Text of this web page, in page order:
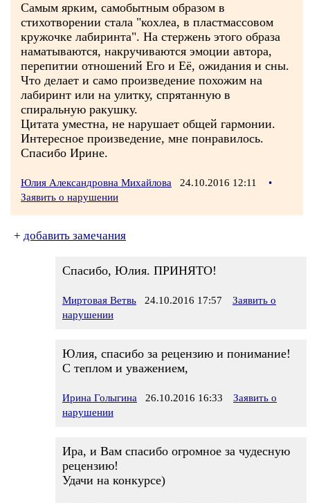
Самым ярким, самобытным образом в
стихотворении стала "кохлеа, в пластмассовом
кружочке лабиринта". На стержень этого образа
наматываются, накручиваются эмоции автора,
перепитии отношений Его и Её, ожидания и сны.
Что делает и само произведение похожим на
лабиринт или на улитку, спрятанную в
спиральную ракушку.
Цитата уместна, не нарушает общей гармонии.
Интересное произведение, мне понравилось.
Спасибо Ирине.
Юлия Александровна Михайлова 24.10.2016 12:11
•
Заявить о нарушении
+ добавить замечания
Спасибо, Юлия. ПРИНЯТО!
Миртовая Ветвь 24.10.2016 17:57
Заявить о
нарушении
Юлия, спасибо за рецензию и понимание!
С теплом и уважением,
Ирина Голыгина 26.10.2016 16:33
Заявить о
нарушении
Ира, и Вам спасибо огромное за чудесную
рецензию!
Удачи на конкурсе)